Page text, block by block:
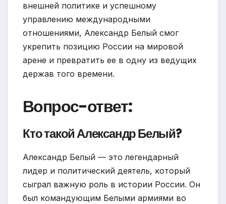
внешней политике и успешному
управлению международными
отношениями, Александр Белый смог
укрепить позицию России на мировой
арене и превратить ее в одну из ведущих
держав того времени.
Вопрос-ответ:
Кто такой Александр Белый?
Александр Белый — это легендарный
лидер и политический деятель, который
сыграл важную роль в истории России. Он
был командующим Белыми армиями во